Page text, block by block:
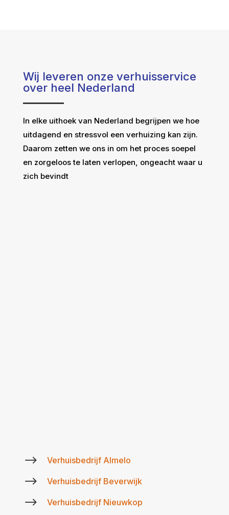
Wij leveren onze verhuisservice
over heel Nederland
In elke uithoek van Nederland begrijpen we hoe
uitdagend en stressvol een verhuizing kan zijn.
Daarom zetten we ons in om het proces soepel
en zorgeloos te laten verlopen, ongeacht waar u
zich bevindt
$ Verhuisbedrijf Almelo
$ Verhuisbedrijf Beverwijk
$ Verhuisbedrijf Nieuwkop